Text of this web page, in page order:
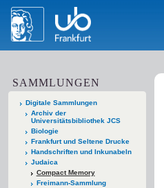
SAMMLUNGEN
Digitale Sammlungen
Archiv der
Universitätsbibliothek JCS
Biologie
Frankfurt und Seltene Drucke
Handschriften und Inkunabeln
Judaica
Compact Memory
Freimann-Sammlung